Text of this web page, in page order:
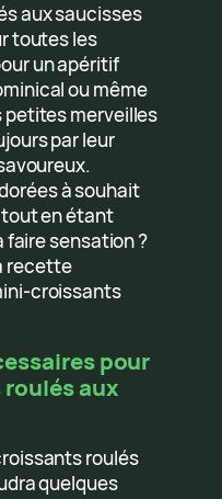
aux saucisses
toutes les
un apéritif
ou même
petites merveilles
par leur
à souhait
en étant
faire sensation ?
recette
croissants
pour
aux
roulés
quelques